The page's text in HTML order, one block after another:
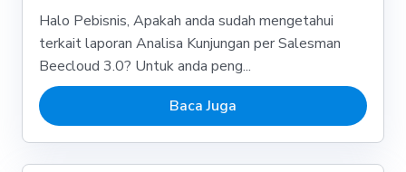
Halo Pebisnis, Apakah anda sudah mengetahui
terkait laporan Analisa Kunjungan per Salesman
Beecloud 3.0? Untuk anda peng...
Baca Juga